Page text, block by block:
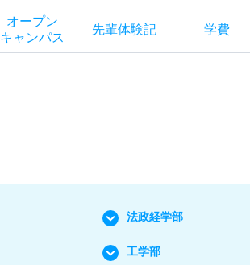
オープン
キャンパス
先輩体験記 学費
法政経学部
工学部